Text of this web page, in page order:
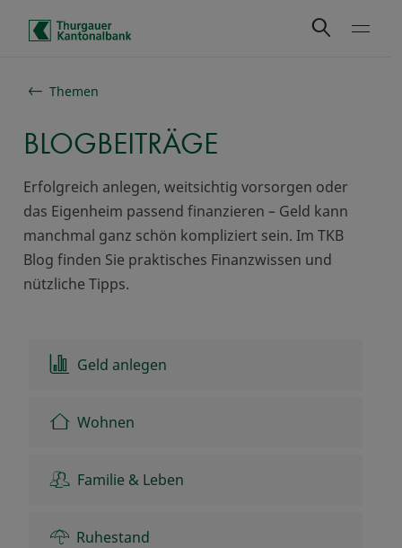
Schnelle Navigation
Themen
BLOGBEITRÄGE
Erfolgreich anlegen, weitsichtig vorsorgen oder
das Eigenheim passend finanzieren – Geld kann
manchmal ganz schön kompliziert sein. Im TKB
Blog finden Sie praktisches Finanzwissen und
nützliche Tipps.
Geld anlegen
Wohnen
Familie & Leben
Ruhestand